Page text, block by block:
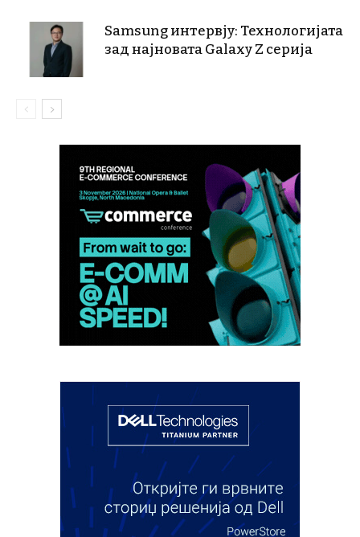
Samsung интервју: Технологијата
зад најновата Galaxy Z серија